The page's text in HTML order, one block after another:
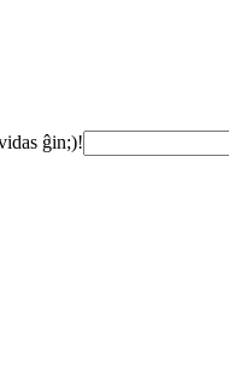
ĝin;)!